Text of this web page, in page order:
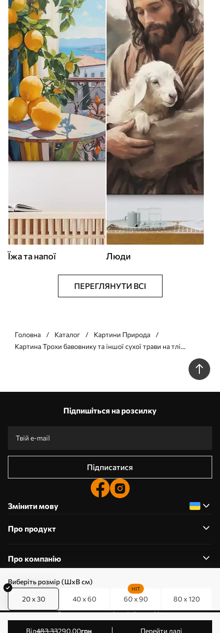
Виберіть розмір (ШхВ см)
20 x 30 40 x 60 60 x 90
HIT
80 x 120
від483.33290.00грн Перейти далі
Їжа та напої Люди
ПЕРЕГЛЯНУТИ ВСІ
Головна Каталог
Картини Природа
Картина Трохи бавовнику та іншої сухої трави на тлі
розмитого моря, м'яка і приглушена кольорова палітра Арт.
Підпишіться на розсилку
Підписатися
Змінити мову
Про продукт
Про компанію
0800357223
Редагування дозволів на файли cookie
© 2011-2026 Art-holst. Усі права захищені. Власник: